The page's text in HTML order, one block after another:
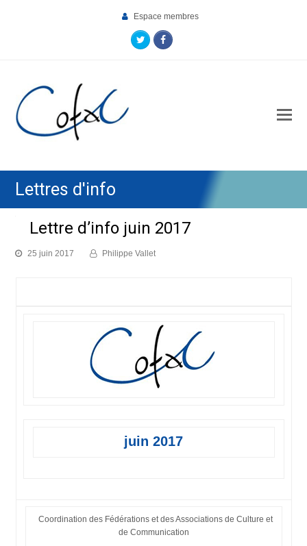
Espace membres
TwitterFacebook
Lettres d'info
Lettre d’info juin 2017
25 juin 2017 Philippe Vallet
juin 2017
Coordination des Fédérations et des Associations de Culture et
de Communication